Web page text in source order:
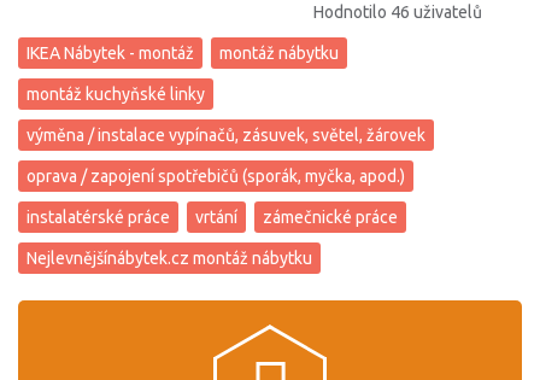
Hodnotilo 46 uživatelů
IKEA Nábytek - montáž montáž nábytku
montáž kuchyňské linky
výměna / instalace vypínačů, zásuvek, světel, žárovek
oprava / zapojení spotřebičů (sporák, myčka, apod.)
instalatérské práce vrtání zámečnické práce
Nejlevnějšínábytek.cz montáž nábytku